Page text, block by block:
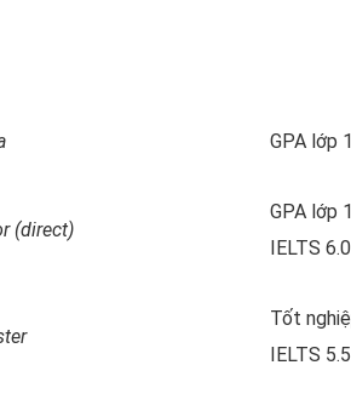
GPA lớp
(direct)
GPA lớp
IELTS
Tốt
IELTS